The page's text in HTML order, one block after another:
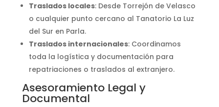
Traslados locales: Desde Torrejón de Velasco
o cualquier punto cercano al Tanatorio La Luz
del Sur en Parla.
Traslados internacionales: Coordinamos
toda la logística y documentación para
repatriaciones o traslados al extranjero.
Asesoramiento Legal y
Documental